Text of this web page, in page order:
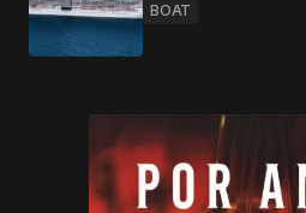
BOAT